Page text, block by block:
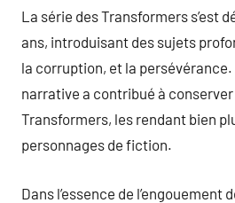
La série des Transformers s’est
ans, introduisant des sujets
la corruption, et la
narrative a contribué à
Transformers, les rendant bien
personnages de fiction.
Dans l’essence de l’engouement